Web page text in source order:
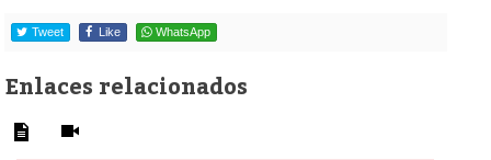
Tweet Like WhatsApp
Enlaces relacionados